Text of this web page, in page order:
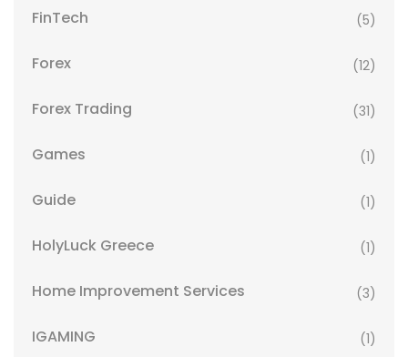
FinTech (5)
Forex (12)
Forex Trading (31)
Games (1)
Guide (1)
HolyLuck Greece (1)
Home Improvement Services (3)
IGAMING (1)